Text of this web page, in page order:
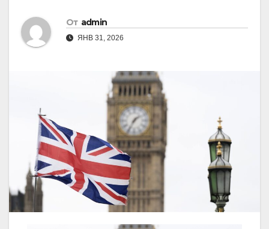
От admin
ЯНВ 31, 2026